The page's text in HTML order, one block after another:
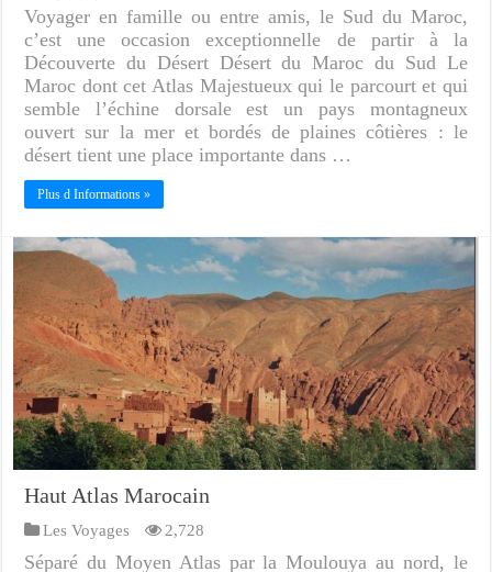
Voyager en famille ou entre amis, le Sud du Maroc,
c’est une occasion exceptionnelle de partir à la
Découverte du Désert Désert du Maroc du Sud Le
Maroc dont cet Atlas Majestueux qui le parcourt et qui
semble l’échine dorsale est un pays montagneux
ouvert sur la mer et bordés de plaines côtières : le
désert tient une place importante dans …
Plus d Informations »
Haut Atlas Marocain
Les Voyages 2,728
Séparé du Moyen Atlas par la Moulouya au nord, le